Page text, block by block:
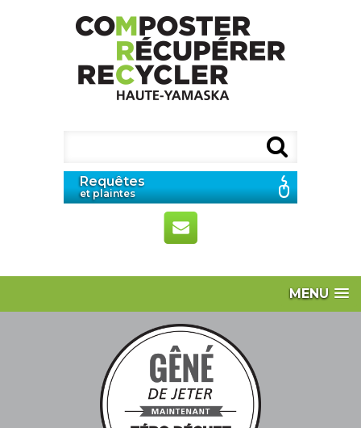
Requêtes
et plaintes
MENU